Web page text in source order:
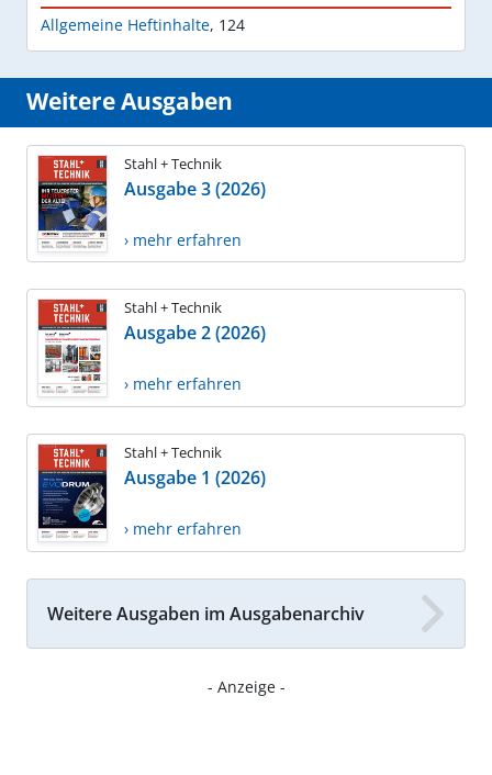
Allgemeine Heftinhalte, 124
Weitere Ausgaben
Stahl + Technik
Ausgabe 3 (2026)
› mehr erfahren
Stahl + Technik
Ausgabe 2 (2026)
› mehr erfahren
Stahl + Technik
Ausgabe 1 (2026)
› mehr erfahren
Weitere Ausgaben im Ausgabenarchiv
- Anzeige -